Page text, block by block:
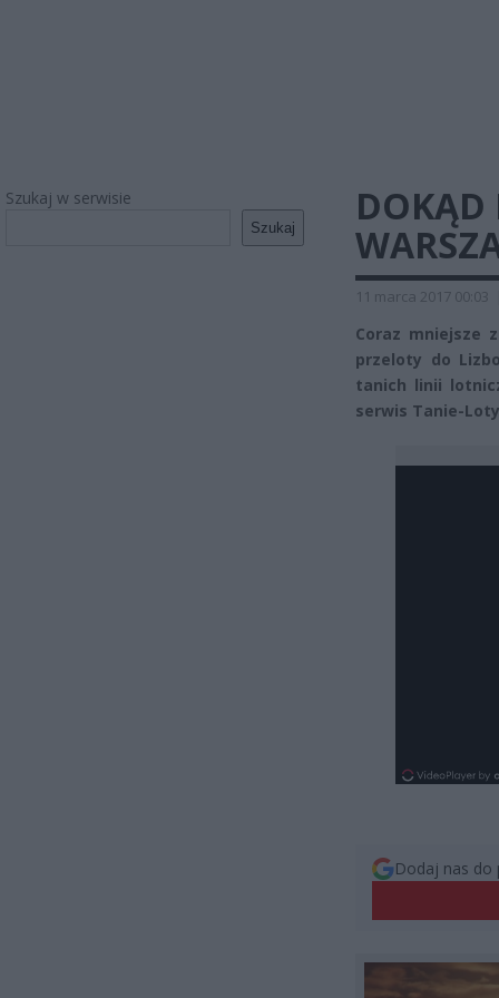
Szukaj w serwisie
Szukaj
DOKĄD
11 marca 2017 00:03
Coraz mniejsze
przeloty do
tanich linii
serwis Tanie-
Dodaj nas do